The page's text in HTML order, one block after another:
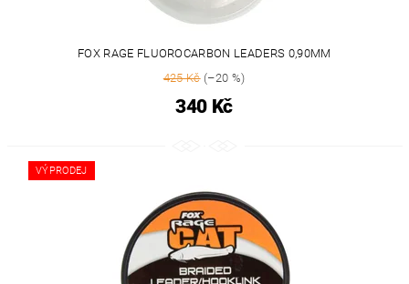
FOX RAGE FLUOROCARBON LEADERS 0,90MM
425 Kč(–20 %)
340 Kč
VÝPRODEJ